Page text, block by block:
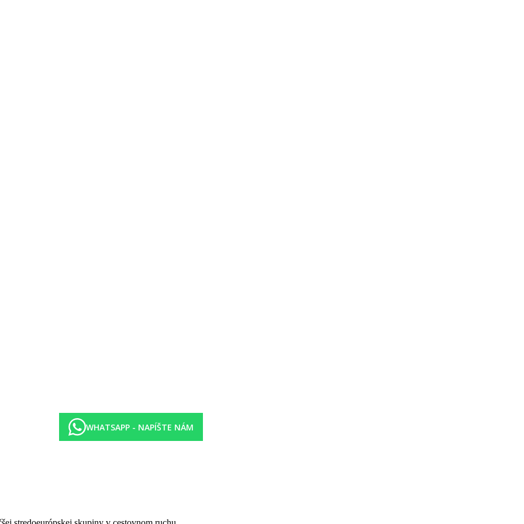
s panoramatickým výhľadom na more (otvorený v letných mesiacoch). V hotelovej záhrade je vonkajší bar (otvorený v lete, ak počasie
pri bazéne zdarma, vnútorný bazén (uzavretý na 2 týždne v auguste z dôvodu ročnej údržby), osušky (zdarma za zálohu), vírivka,
vybavenie)
Pre samostatné použitie:
poplatok. Pozdĺž pobrežia sa nachádza množstvo kamenistých útesov s umelo vytvorenými plochami, ktoré sú určené na opaľovanie.
WHATSAPP - NAPÍŠTE NÁM